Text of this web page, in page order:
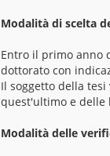
Modalità di scelta
Entro il primo anno
dottorato con
Il soggetto della
quest'ultimo e delle
Modalità delle